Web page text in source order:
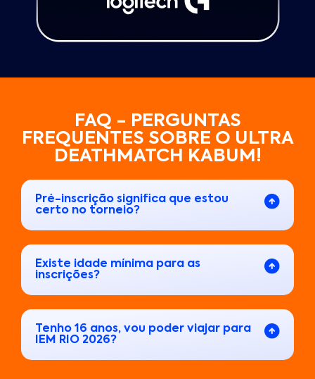
FAQ - PERGUNTAS
FREQUENTES SOBRE O ULTRA
DEATHMATCH KABUM!
Pré-inscrição significa que estou
certo no torneio?
Existe idade mínima para as
inscrições?
Tenho 16 anos, vou poder viajar para
IEM RIO 2026?